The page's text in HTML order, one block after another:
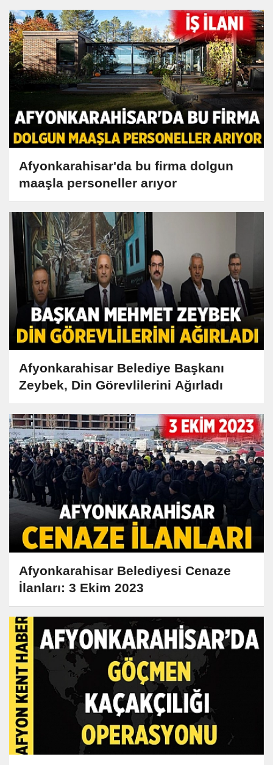
Afyonkarahisar'da bu firma dolgun
maaşla personeller arıyor
Afyonkarahisar Belediye Başkanı
Zeybek, Din Görevlilerini Ağırladı
Afyonkarahisar Belediyesi Cenaze
İlanları: 3 Ekim 2023